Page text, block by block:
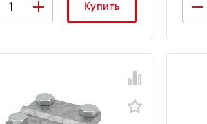
Купить